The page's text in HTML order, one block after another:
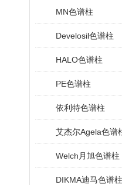
MN色谱柱
Develosil色谱柱
HALO色谱柱
PE色谱柱
依利特色谱柱
艾杰尔Agela色谱
Welch月旭色谱柱
DIKMA迪马色谱柱